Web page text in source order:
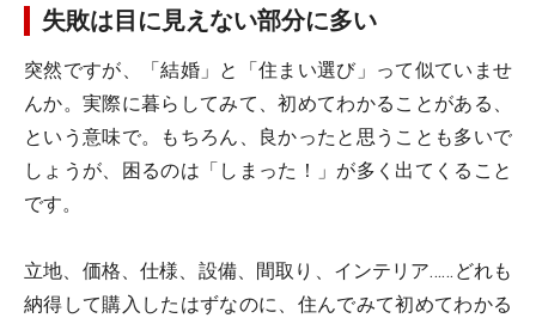
失敗は目に見えない部分に多い
突然ですが、「結婚」と「住まい選び」って似ていませ
んか。実際に暮らしてみて、初めてわかることがある、
という意味で。もちろん、良かったと思うことも多いで
しょうが、困るのは「しまった！」が多く出てくること
です。
立地、価格、仕様、設備、間取り、インテリア……どれも
納得して購入したはずなのに、住んでみて初めてわかる